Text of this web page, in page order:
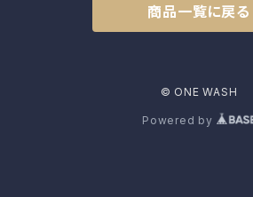
商品一覧に戻る
© ONE WASH
Powered by